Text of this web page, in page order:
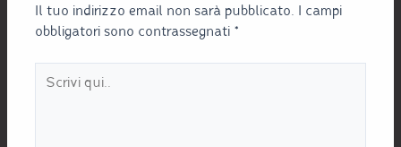
Il tuo indirizzo email non sarà pubblicato.
I campi
obbligatori sono contrassegnati *